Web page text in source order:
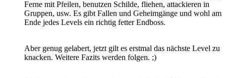
Ferne mit Pfeilen, benutzen Schilde, fliehen, attackieren in
Gruppen, usw. Es gibt Fallen und Geheimgänge und wohl am
Ende jedes Levels ein richtig fetter Endboss.
Aber genug gelabert, jetzt gilt es erstmal das nächste Level zu
knacken. Weitere Fazits werden folgen. ;)